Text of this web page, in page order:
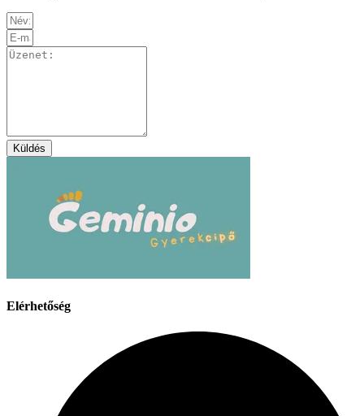
Küldés
Elérhetőség